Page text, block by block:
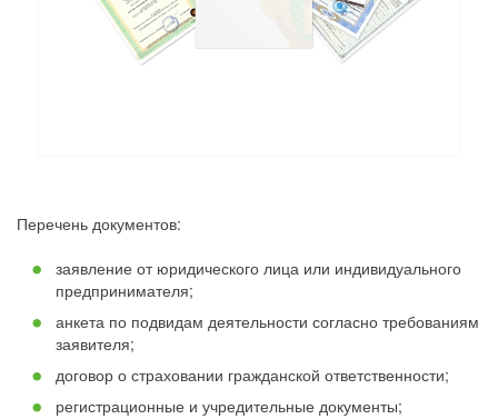
Перечень документов:
заявление от юридического лица или индивидуального
предпринимателя;
анкета по подвидам деятельности согласно требованиям
заявителя;
договор о страховании гражданской ответственности;
регистрационные и учредительные документы;